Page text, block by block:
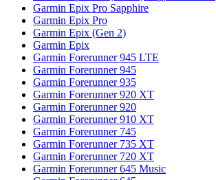
Garmin Epix Pro Sapphire
Garmin Epix Pro
Garmin Epix (Gen 2)
Garmin Epix
Garmin Forerunner 945 LTE
Garmin Forerunner 945
Garmin Forerunner 935
Garmin Forerunner 920 XT
Garmin Forerunner 920
Garmin Forerunner 910 XT
Garmin Forerunner 745
Garmin Forerunner 735 XT
Garmin Forerunner 720 XT
Garmin Forerunner 645 Music